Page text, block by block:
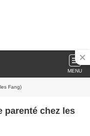
MENU
Fang)
parenté chez les